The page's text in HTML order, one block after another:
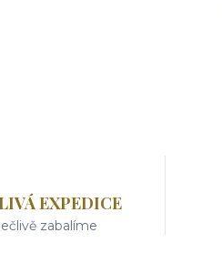
EXPEDICE
zabalíme